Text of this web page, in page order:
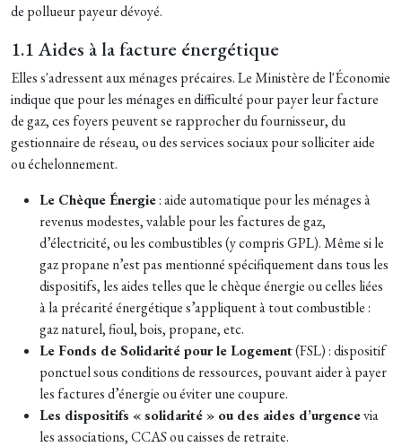
de pollueur payeur dévoyé.
1.1 Aides à la facture énergétique
Elles s'adressent aux ménages précaires.Le Ministère de l'Économie
indique que pour les ménages en difficulté pour payer leur facture
de gaz, ces foyers peuvent se rapprocher du fournisseur, du
gestionnaire de réseau, ou des services sociaux pour solliciter aide
ou échelonnement.
Le Chèque Énergie: aide automatique pour les ménages à
revenus modestes, valable pour les factures de gaz,
d’électricité, ou les combustibles (y compris GPL).Même si le
gaz propane n’est pas mentionné spécifiquement dans tous les
dispositifs, les aides telles que le chèque énergie ou celles liées
à la précarité énergétique s’appliquent à tout combustible :
gaz naturel, fioul, bois, propane, etc.
Le Fonds de Solidarité pour le Logement(FSL) : dispositif
ponctuel sous conditions de ressources, pouvant aider à payer
les factures d’énergie ou éviter une coupure.
Les dispositifs « solidarité » ou des aides d’urgencevia
les associations, CCAS ou caisses de retraite.